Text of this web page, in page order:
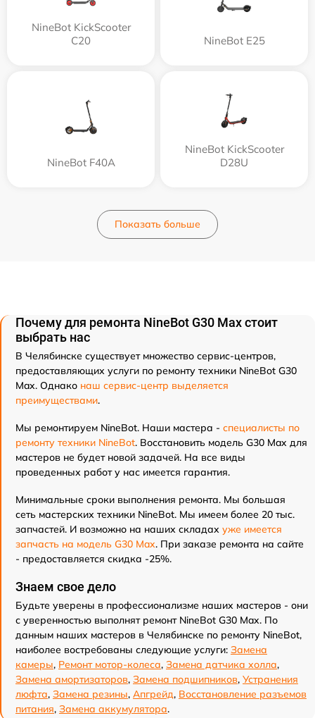
NineBot KickScooter
C20
NineBot E25
NineBot F40A
NineBot KickScooter
D28U
Показать больше
Почему для ремонта NineBot G30 Max стоит
выбрать нас
В Челябинске существует множество сервис-центров,
предоставляющих услуги по ремонту техники NineBot G30
Max. Однако наш сервис-центр выделяется
преимуществами.
Мы ремонтируем NineBot. Наши мастера - специалисты по
ремонту техники NineBot. Восстановить модель G30 Max для
мастеров не будет новой задачей. На все виды
проведенных работ у нас имеется гарантия.
Минимальные сроки выполнения ремонта. Мы большая
сеть мастерских техники NineBot. Мы имеем более 20 тыс.
запчастей. И возможно на наших складах уже имеется
запчасть на модель G30 Max. При заказе ремонта на сайте
- предоставляется скидка -25%.
Знаем свое дело
Будьте уверены в профессионализме наших мастеров - они
с уверенностью выполнят ремонт NineBot G30 Max. По
данным наших мастеров в Челябинске по ремонту NineBot,
наиболее востребованы следующие услуги: Замена
камеры, Ремонт мотор-колеса, Замена датчика холла,
Замена амортизаторов, Замена подшипников, Устранения
люфта, Замена резины, Апгрейд, Восстановление разъемов
питания, Замена аккумулятора.